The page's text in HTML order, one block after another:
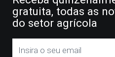
gratuita, todas as
do setor agrícola